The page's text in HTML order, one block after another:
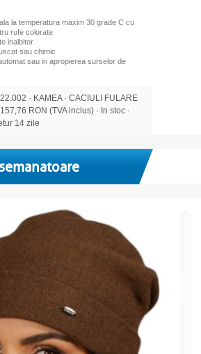
la temperatura maxim 30 grade C cu
rufe colorate
inalbitor
sau chimic
sau in apropierea surselor de
· KAMEA · CACIULI FULARE
RON (TVA inclus) · In stoc ·
14 zile